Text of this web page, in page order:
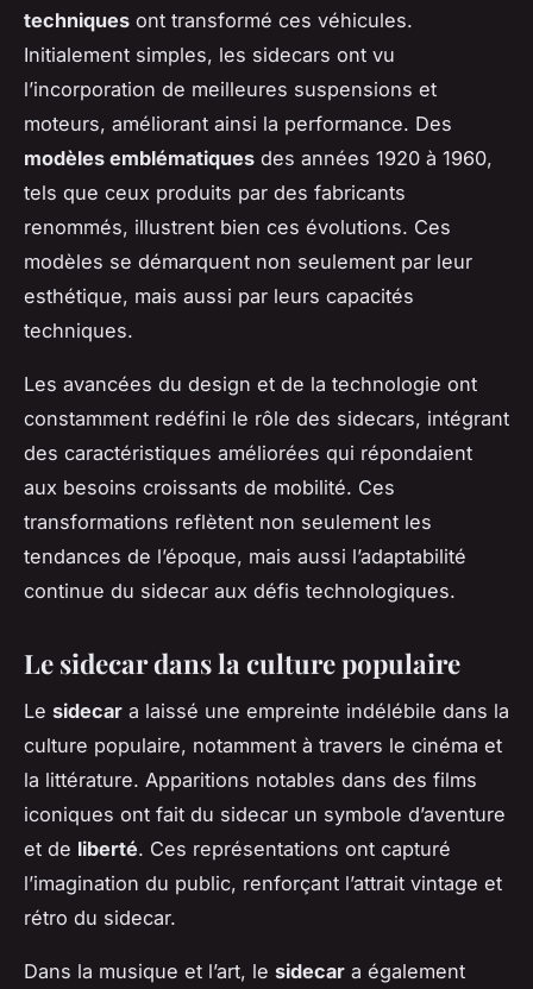
techniques ont transformé ces véhicules.
Initialement simples, les sidecars ont vu
l’incorporation de meilleures suspensions et
moteurs, améliorant ainsi la performance. Des
modèles emblématiques des années 1920 à 1960,
tels que ceux produits par des fabricants
renommés, illustrent bien ces évolutions. Ces
modèles se démarquent non seulement par leur
esthétique, mais aussi par leurs capacités
techniques.
Les avancées du design et de la technologie ont
constamment redéfini le rôle des sidecars, intégrant
des caractéristiques améliorées qui répondaient
aux besoins croissants de mobilité. Ces
transformations reflètent non seulement les
tendances de l’époque, mais aussi l’adaptabilité
continue du sidecar aux défis technologiques.
Le sidecar dans la culture populaire
Le sidecar a laissé une empreinte indélébile dans la
culture populaire, notamment à travers le cinéma et
la littérature. Apparitions notables dans des films
iconiques ont fait du sidecar un symbole d’aventure
et de liberté. Ces représentations ont capturé
l’imagination du public, renforçant l’attrait vintage et
rétro du sidecar.
Dans la musique et l’art, le sidecar a également